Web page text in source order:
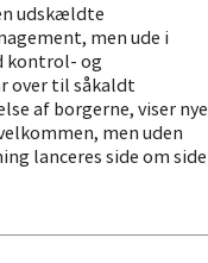
udskældte
men ude i
kontrol- og
over til såkaldt
af borgerne, viser nye
men uden
lanceres side om side